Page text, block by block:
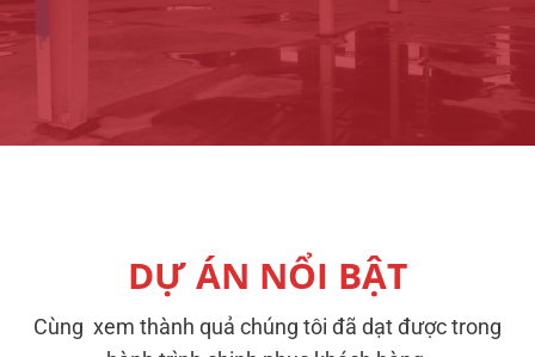
DỰ ÁN NỔI BẬT
Cùng xem thành quả chúng tôi đã dạt được trong